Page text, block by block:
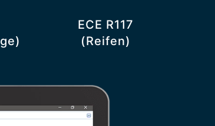
ECE R117
(Reifen)